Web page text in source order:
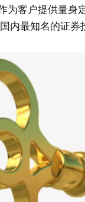
为客户提供量身
内最知名的证券